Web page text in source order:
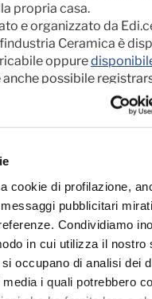
cookie di profilazione,
pubblicitari
Condividiamo
in cui utilizza il nostro
occupano di analisi dei
i quali potrebbero
propria casa.
e organizzato da
Ceramica è
oppure
anche possibile
Cersaie A3-IT.pdf